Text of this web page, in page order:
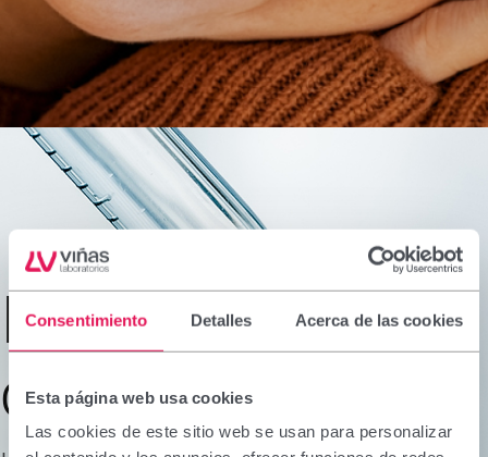
Consentimiento Detalles Acerca de las cookies
Esta página web usa cookies
Las cookies de este sitio web se usan para personalizar
Innovación
constante